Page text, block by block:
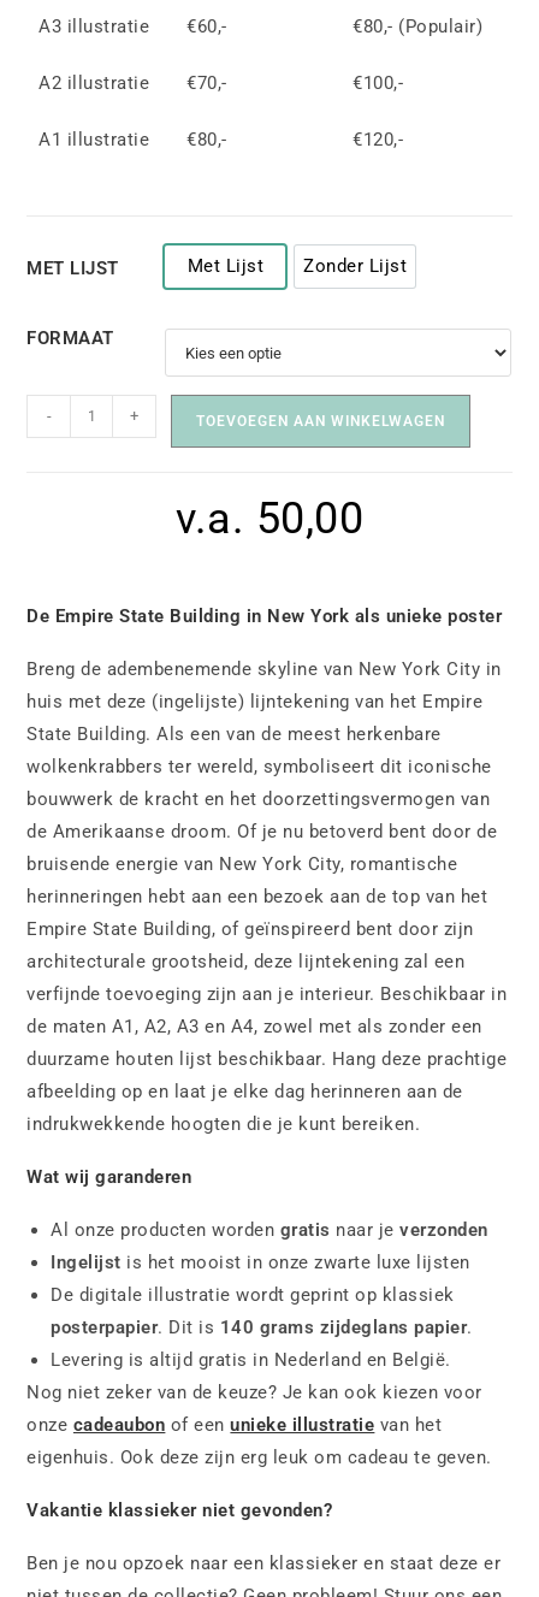
A3 illustratie €60,- €80,- (Populair)
A2 illustratie €70,- €100,-
A1 illustratie €80,- €120,-
MET LIJST Met Lijst
Met Lijst
Zonder Lijst
Zonder Lijst
FORMAAT
- + TOEVOEGEN AAN WINKELWAGEN
v.a. 50,00
De Empire State Building in New York als unieke poster
Breng de adembenemende skyline van New York City in
huis met deze (ingelijste) lijntekening van het Empire
State Building. Als een van de meest herkenbare
wolkenkrabbers ter wereld, symboliseert dit iconische
bouwwerk de kracht en het doorzettingsvermogen van
de Amerikaanse droom. Of je nu betoverd bent door de
bruisende energie van New York City, romantische
herinneringen hebt aan een bezoek aan de top van het
Empire State Building, of geïnspireerd bent door zijn
architecturale grootsheid, deze lijntekening zal een
verfijnde toevoeging zijn aan je interieur. Beschikbaar in
de maten A1, A2, A3 en A4, zowel met als zonder een
duurzame houten lijst beschikbaar. Hang deze prachtige
afbeelding op en laat je elke dag herinneren aan de
indrukwekkende hoogten die je kunt bereiken.
Wat wij garanderen
Al onze producten worden gratis naar je verzonden
Ingelijst is het mooist in onze zwarte luxe lijsten
De digitale illustratie wordt geprint op klassiek
posterpapier. Dit is 140 grams zijdeglans papier.
Levering is altijd gratis in Nederland en België.
Nog niet zeker van de keuze? Je kan ook kiezen voor
onze cadeaubon of eenunieke illustratie van het
eigenhuis. Ook deze zijn erg leuk om cadeau te geven.
Vakantie klassieker niet gevonden?
Ben je nou opzoek naar een klassieker en staat deze er